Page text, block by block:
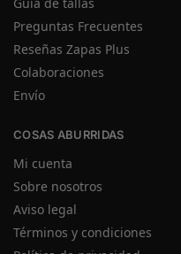
Preguntas Frecuentes
Reseñas Zapas Plus
Colaboraciones
Envío
COSAS ABURRIDAS
Mi cuenta
Sobre nosotros
Aviso legal
Términos y condiciones